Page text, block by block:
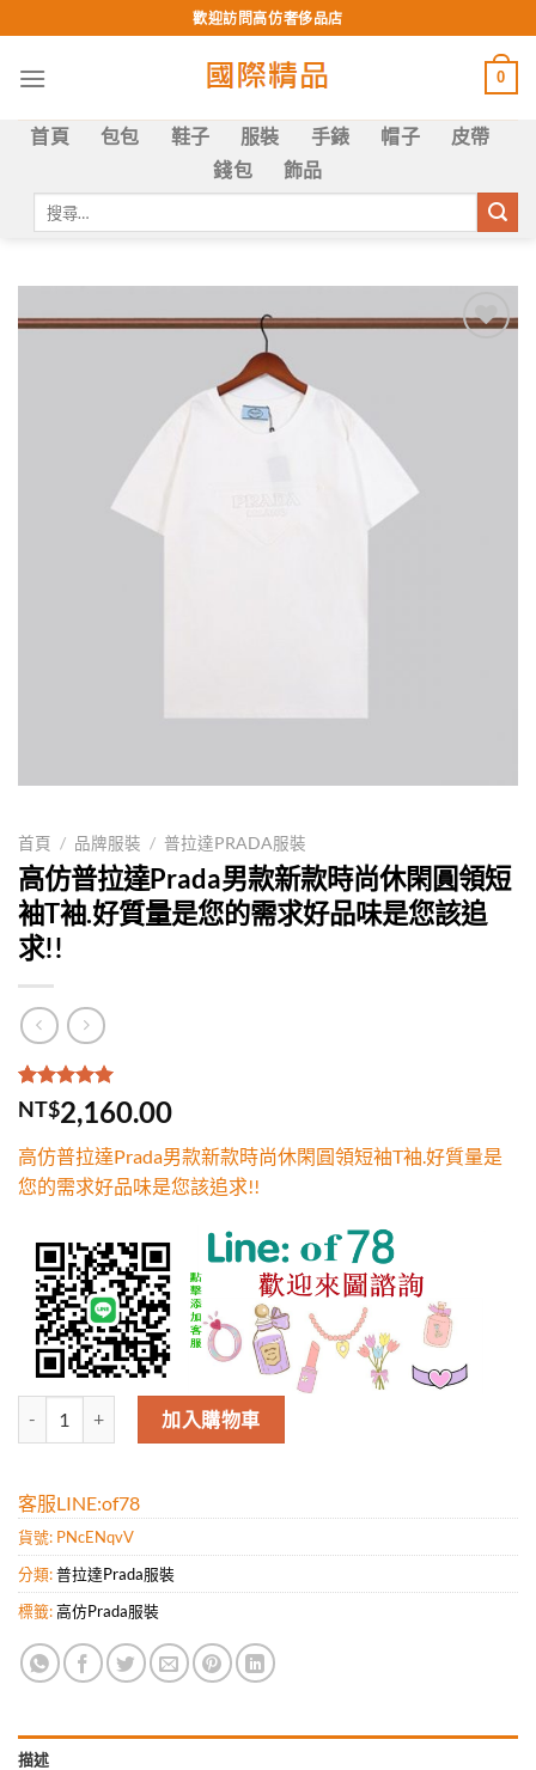
to
content
歡迎訪問高仿奢侈品店
0
首頁 包包 鞋子 服裝 手錶 帽子
皮帶
錢包
飾品
首頁 / 品牌服裝 / 普拉達PRADA服裝
高仿普拉達Prada男款新款時尚休閑圓領短
袖T袖.好質量是您的需求好品味是您該追
求!!
評分5.00 /
5，已有
1
位
分
NT$2,160.00
高仿普拉達Prada男款新款時尚休閑圓領短袖T袖.好質量是
您的需求好品味是您該追求!!
高仿普拉達Prada男款新款時尚休閑圓領短袖T袖.好質量是您的需求
加入購物車
客服LINE:of78
貨號: PNcENqvV
分類:普拉達Prada服裝
標籤:高仿Prada服裝
描述